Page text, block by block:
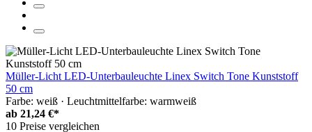
Müller-Licht LED-Unterbauleuchte Linex Switch Tone Kunststoff
50 cm
Farbe: weiß · Leuchtmittelfarbe: warmweiß
ab 21,24 €*
10 Preise vergleichen